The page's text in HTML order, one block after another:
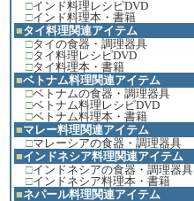
□インド料理レシピDVD
□インド料理本・書籍
■タイ料理関連アイテム
□タイの食器・調理器具
□タイ料理レシピDVD
□タイ料理本・書籍
■ベトナム料理関連アイテム
□ベトナムの食器・調理器具
□ベトナム料理レシピDVD
□ベトナム料理本・書籍
■マレー料理関連アイテム
□マレーシアの食器・調理器具
■インドネシア料理関連アイテム
□インドネシアの食器・調理器具
□インドネシア料理本・書籍
■ネパール料理関連アイテム